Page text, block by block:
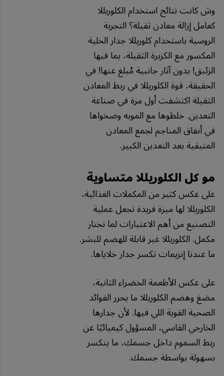
وش كانت نتائج استخدام الكلوريللا
كعامل إزالة معادن ثقيلة؟ التجربة
الروسية باستخدام كلوريللا جدار الخلية
المكسور مع الكزبرة الثقيلة، بما فيها
الزئبق! بدون آثار جانبية مُبلغ عنها! في
الحقيقة، قوة الكلوريللا في ربط المعادن
الثقيلة اكتشفت أول مرة في صناعة
التعدين. خلطوها مع المويه وضخواها
في أنفاق المناجم لجمع المعادن
المتبقية بعد التعدين الكبير.
مو كل الكلوريللا متساوية
على عكس كثير من المكملات الغذائية،
الكلوريللا لها ميزة فريدة تجعل عملية
التصنيع من أهم الاعتبارات لما تختار
مكمل. الكلوريللا غير قابلة للهضم للبشر.
ما عندنا إنزيمات تكسر جدار خلاياها.
على عكس الأطعمة الخضراء الثانية،
مضغ وهضم الكلوريللا ما يحرر الفوائد
الصحية القوية اللي فيها. لأن جدارها
الخارجي القاسي، المسؤول كيميائيًا عن
ربط السموم داخل جسمك، ما ينكسر
بسهولة بواسطة جسمك.